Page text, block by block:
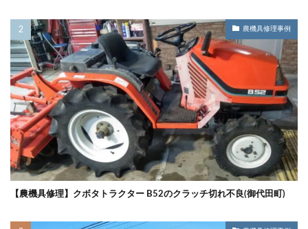
農機具修理事例
【農機具修理】クボタトラクター B52のクラッチ切れ不良(御代田町)